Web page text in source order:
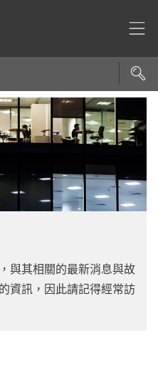
與其相關的最新消息與故
資訊，因此請記得經常訪